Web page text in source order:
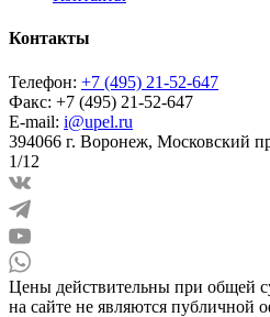
Контакты
Телефон: +7 (495) 21-52-647
Факс: +7 (495) 21-52-647
E-mail: i@upel.ru
394066 г. Воронеж, Московский
1/12
Цены действительны при общей
на сайте не являются публичной